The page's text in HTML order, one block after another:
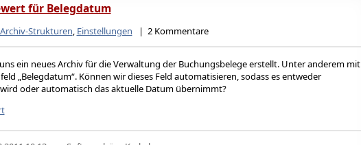
für Belegdatum
Archiv-Strukturen, Einstellungen | 2 Kommentare
ein neues Archiv für die Verwaltung der Buchungsbelege erstellt. Unter anderem mit
„Belegdatum“. Können wir dieses Feld automatisieren, sodass es entweder
oder automatisch das aktuelle Datum übernimmt?